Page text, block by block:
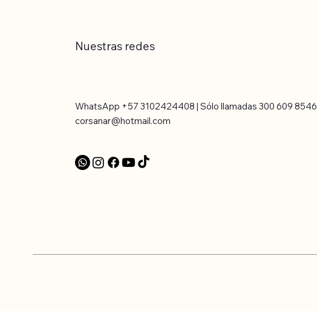
Nuestras redes
WhatsApp +57 3102424408 | Sólo llamadas 300 609 8546
corsanar@hotmail.com